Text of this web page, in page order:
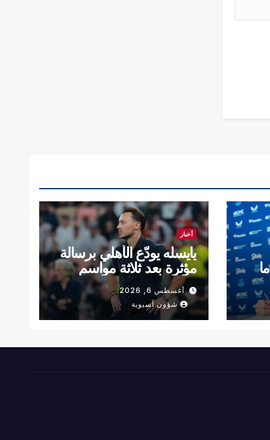
أخبار
يايسله يودّع الأهلي برسالة
مؤثرة بعد ثلاثة مواسم
حافلة بالإنجازات
أغسطس 6, 2026
شؤون آسيوية